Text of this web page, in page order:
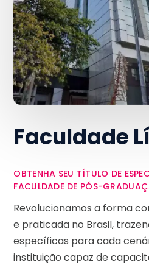
Faculdade
OBTENHA SEU TÍTULO DE
FACULDADE DE PÓS-
Revolucionamos a forma
e praticada no Brasil,
específicas para cada
instituição capaz de